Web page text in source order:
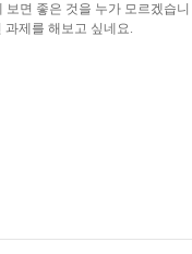
면 좋은 것을 누가 모르겠습니
제를 해보고 싶네요.